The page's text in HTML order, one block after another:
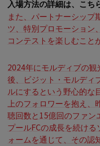
入場方法の詳細は、こち
また、パートナーシップ
ツ、特別プロモーション
コンテストを楽しむこと
2024年にモルディブの
後、ビジット・モルディ
ルにするという野心的な
上のフォロワーを抱え、
聴回数と15億回のファ
プールFCの成長を続け
ォームを通じて、その認